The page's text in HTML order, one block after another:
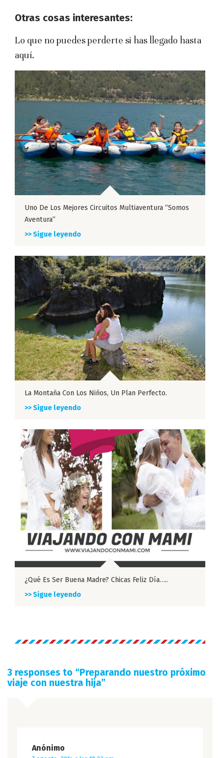
Otras cosas interesantes:
Lo que no puedes perderte si has llegado hasta
aquí.
Uno De Los Mejores Circuitos Multiaventura “Somos
Aventura”
>> Sigue leyendo
La Montaña Con Los Niños, Un Plan Perfecto.
>> Sigue leyendo
¿Qué Es Ser Buena Madre? Chicas Feliz Día…..
>> Sigue leyendo
3 responses to “Preparando nuestro próximo
viaje con nuestra hija”
Anónimo